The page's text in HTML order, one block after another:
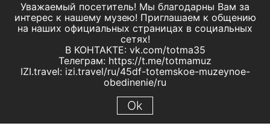
Уважаемый посетитель! Мы благодарны Вам за
интерес к нашему музею! Приглашаем к общению
на наших официальных страницах в социальных
сетях!
В КОНТАКТЕ: vk.com/totma35
Телеграм: https://t.me/totmamuz
IZI.travel: izi.travel/ru/45df-totemskoe-muzeynoe-
obedinenie/ru
Ok